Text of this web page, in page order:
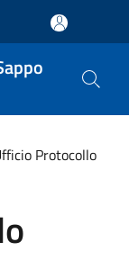
Protocollo